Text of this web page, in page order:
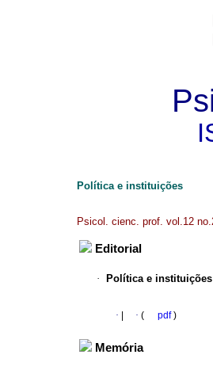
Política e instituições
Psicol. cienc. prof. vol.12
Editorial
· Política e instituições
· · ( pdf)
Memória